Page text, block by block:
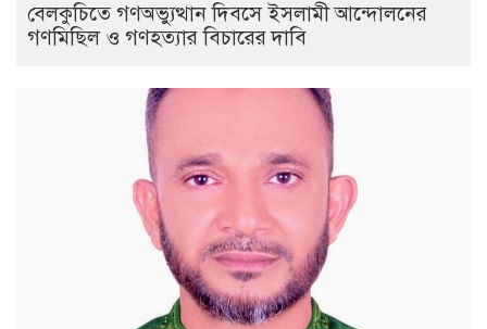
বেলকুচিতে গণঅভ্যুত্থান দিবসে ইসলামী আন্দোলনের
গণমিছিল ও গণহত্যার বিচারের দাবি